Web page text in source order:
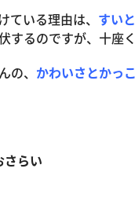
ている理由は、 すい
するのですが、十座
、 かわいさとかっ
らい